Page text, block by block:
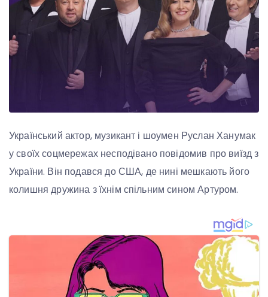
Український актор, музикант і шоумен Руслан Ханумак
у своїх соцмережах несподівано повідомив про виїзд з
України. Він подався до США, де нині мешкають його
колишня дружина з їхнім спільним сином Артуром.